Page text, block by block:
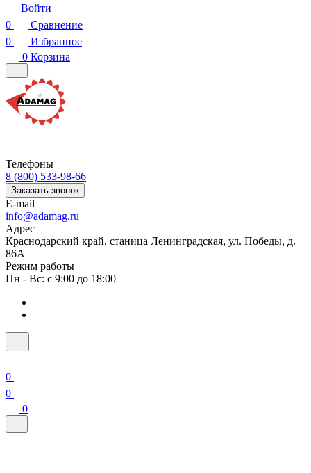
Сравнение
0
Избранное
Корзина
8 (800) 533-98-66
Заказать звонок
E-mail
info@adamag.ru
Адрес
Краснодарский край, станица Ленинградская, ул. Победы, д.
86А
Режим работы
Пн - Вс: с 9:00 до 18:00
0